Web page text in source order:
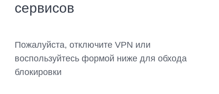
сервисов
Пожалуйста, отключите VPN или
воспользуйтесь формой ниже для обхода
блокировки